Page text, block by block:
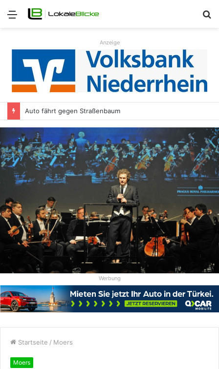
Menü
Anzeige
Auto fährt gegen Straßenbaum
Werbung
Startseite / Moers
Moers